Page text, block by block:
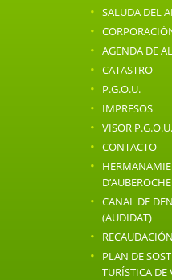
· SALUDA DEL
·
· AGENDA DE
· CATASTRO
· P.G.O.U.
· IMPRESOS
· VISOR P.G.O.U.
· CONTACTO
·
D’AUBEROCHE
· CANAL DE
(AUDIDAT)
· RECAUDACIÓN
·
PLAN DE
TURÍSTICA DE